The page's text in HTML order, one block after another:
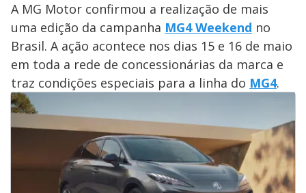
A MG Motor confirmou a realização de mais
uma edição da campanha MG4 Weekend no
Brasil. A ação acontece nos dias 15 e 16 de maio
em toda a rede de concessionárias da marca e
traz condições especiais para a linha do MG4.